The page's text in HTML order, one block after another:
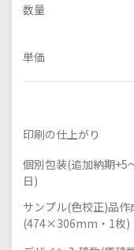
数量
単価
印刷の仕上がり
個別包装(追加納期+5
日)
サンプル(色校正)品作
(474×306mm・1枚)